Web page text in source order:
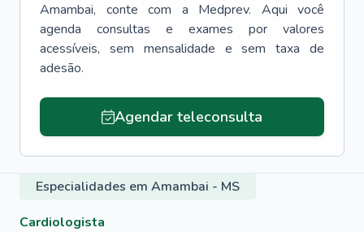
Amambai, conte com a Medprev. Aqui você
agenda consultas e exames por valores
acessíveis, sem mensalidade e sem taxa de
adesão.
Agendar teleconsulta
Especialidades em Amambai - MS
Cardiologista